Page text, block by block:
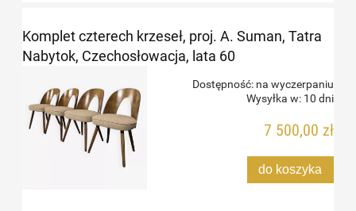
Komplet czterech krzeseł, proj. A. Suman, Tatra
Nabytok, Czechosłowacja, lata 60
Dostępność: na wyczerpaniu
Wysyłka w: 10 dni
7 500,00 zł
do koszyka